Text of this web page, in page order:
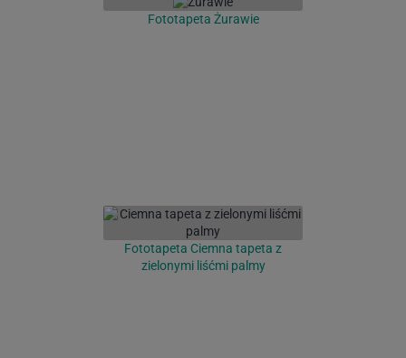
Fototapeta Żurawie
Fototapeta Ciemna tapeta z
zielonymi liśćmi palmy